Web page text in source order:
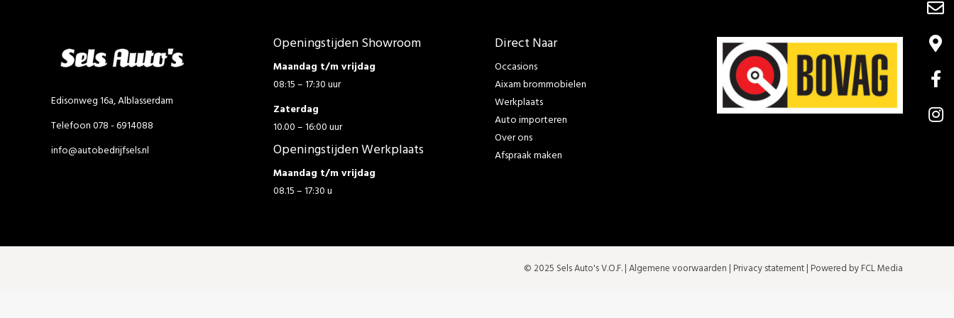
Edisonweg 16a, Alblasserdam
Telefoon 078 - 6914088
info@autobedrijfsels.nl
Openingstijden Showroom
Maandag t/m vrijdag
08:15 – 17:30 uur
Zaterdag
10.00 – 16:00 uur
Openingstijden Werkplaats
Maandag t/m vrijdag
08.15 – 17:30 u
Direct Naar
Occasions
Aixam brommobielen
Werkplaats
Auto importeren
Over ons
Afspraak maken
© 2025 Sels Auto's V.O.F. |Algemene voorwaarden | Privacy statement| Powered by FCL Media